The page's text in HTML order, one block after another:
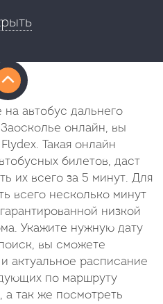
на автобус дальнего
онлайн, вы
Такая онлайн
билетов, даст
их всего за 5 минут. Для
всего несколько минут
низкой
Укажите нужную дату
вы сможете
актуальное расписание
по маршруту
так же посмотреть